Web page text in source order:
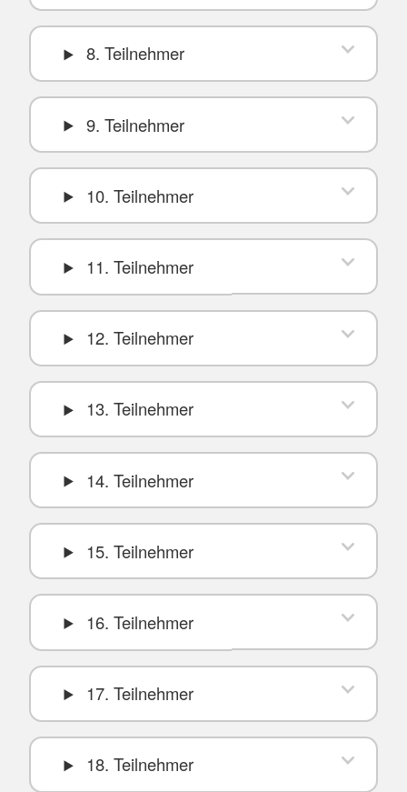
8. Teilnehmer
9. Teilnehmer
10. Teilnehmer
11. Teilnehmer
12. Teilnehmer
13. Teilnehmer
14. Teilnehmer
15. Teilnehmer
16. Teilnehmer
17. Teilnehmer
18. Teilnehmer